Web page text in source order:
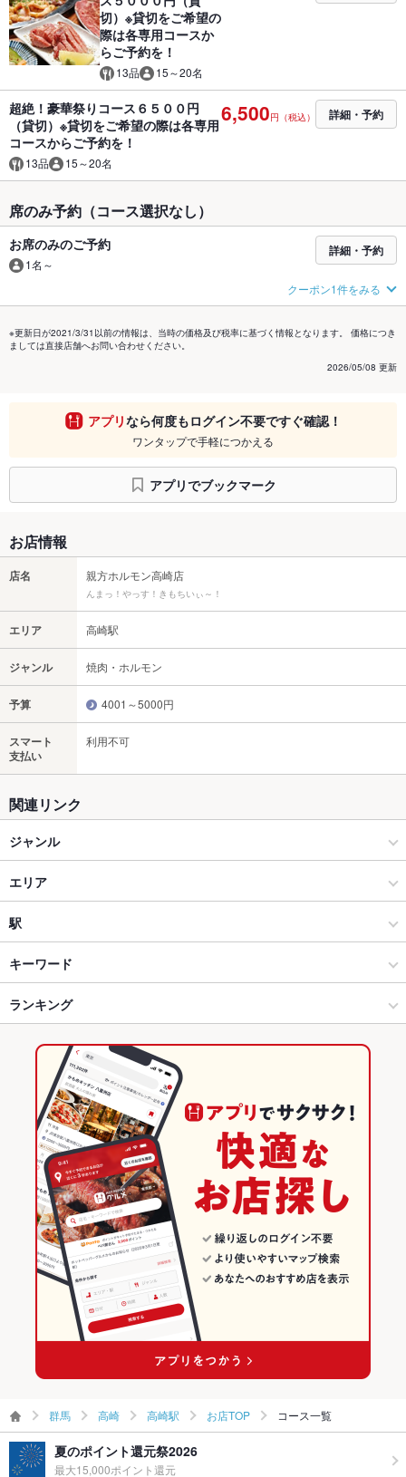
切）※貸切をご希望の
際は各専用コースか
らご予約を！
13品 15～20名
超絶！豪華祭りコース６５００円
（貸切）※貸切をご希望の際は各専用
コースからご予約を！
13品 15～20名
6,500円（税込） 詳細・予約
席のみ予約（コース選択なし）
お席のみのご予約
1名～
詳細・予約
クーポン1件をみる
※更新日が2021/3/31以前の情報は、当時の価格及び税率に基づく情報となります。 価格につき
ましては直接店舗へお問い合わせください。
2026/05/08 更新
アプリなら何度もログイン不要ですぐ確認！
ワンタップで手軽につかえる
アプリでブックマーク
お店情報
店名 親方ホルモン高崎店
んまっ！やっす！きもちいぃ～！
エリア 高崎駅
ジャンル 焼肉・ホルモン
予算 4001～5000円
スマート
支払い
利用不可
関連リンク
ジャンル
焼肉・ホルモン
焼肉
高崎 × 焼肉・ホルモン
高崎 × 焼肉
高崎駅 × 焼肉・ホルモン
高崎駅 × 焼肉
エリア
高崎駅
高崎駅 × 焼肉・ホルモン
高崎駅 × 焼肉
群馬 × 焼肉・ホルモン
群馬 × 焼肉
駅
高崎駅
キーワード
にんにく料理
ランキング
群馬のグルメランキング
群馬の焼肉・ホルモンランキング
高崎のグルメランキング
高崎の焼肉・ホルモンランキング
高崎駅のグルメランキング
高崎駅の焼肉・ホルモンランキング
群馬 高崎 高崎駅 お店TOP コース一覧
夏のポイント還元祭2026
最大15,000ポイント還元